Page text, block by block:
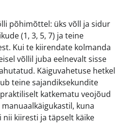
põhimõttel: üks võll ja sidur
(1, 3, 5, 7) ja teine
Kui te kiirendate kolmanda
võllil juba eelnevalt sisse
Käiguvahetuse hetkel
teine sajandiksekundite
katkematu veojõud
kuna
kiiresti ja täpselt käike